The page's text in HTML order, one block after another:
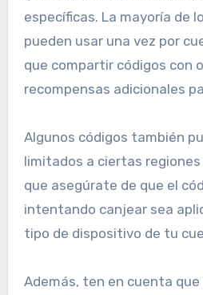
específicas. La mayoría de
pueden usar una vez por
que compartir códigos con
recompensas adicionales
Algunos códigos también
limitados a ciertas
que asegúrate de que el
intentando canjear sea
tipo de dispositivo de tu
Además, ten en cuenta que